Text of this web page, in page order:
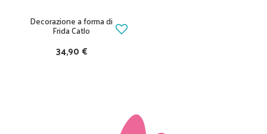
Decorazione a forma di
Frida Catlo
34,90 €